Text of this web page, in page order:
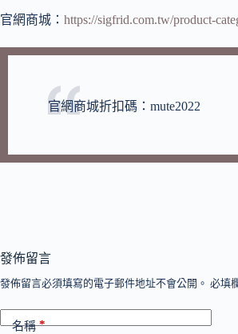
官網商城： https://sigfrid.com.tw/product-
官網商城折扣碼：mute2022
發佈留言
發佈留言必須填寫的電子郵件地址不會公開。 必填
名稱*